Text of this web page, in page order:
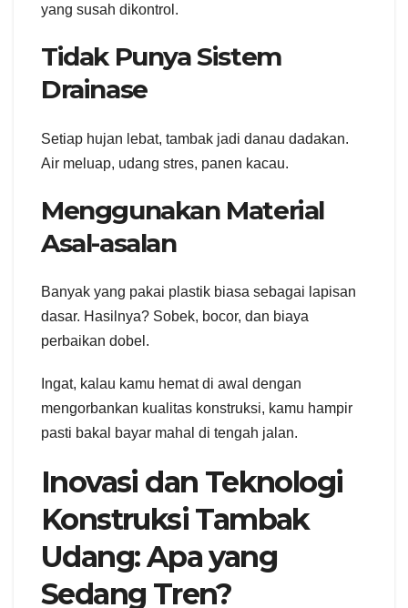
yang susah dikontrol.
Tidak Punya Sistem
Drainase
Setiap hujan lebat, tambak jadi danau dadakan.
Air meluap, udang stres, panen kacau.
Menggunakan Material
Asal-asalan
Banyak yang pakai plastik biasa sebagai lapisan
dasar. Hasilnya? Sobek, bocor, dan biaya
perbaikan dobel.
Ingat, kalau kamu hemat di awal dengan
mengorbankan kualitas konstruksi, kamu hampir
pasti bakal bayar mahal di tengah jalan.
Inovasi dan Teknologi
Konstruksi Tambak
Udang: Apa yang
Sedang Tren?